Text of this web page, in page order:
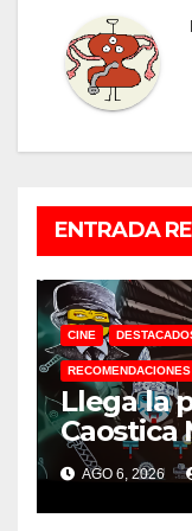
ENTRADA
CINE
RECOMENDACIONES
Llega la
Caostica
AGO 6, 2026